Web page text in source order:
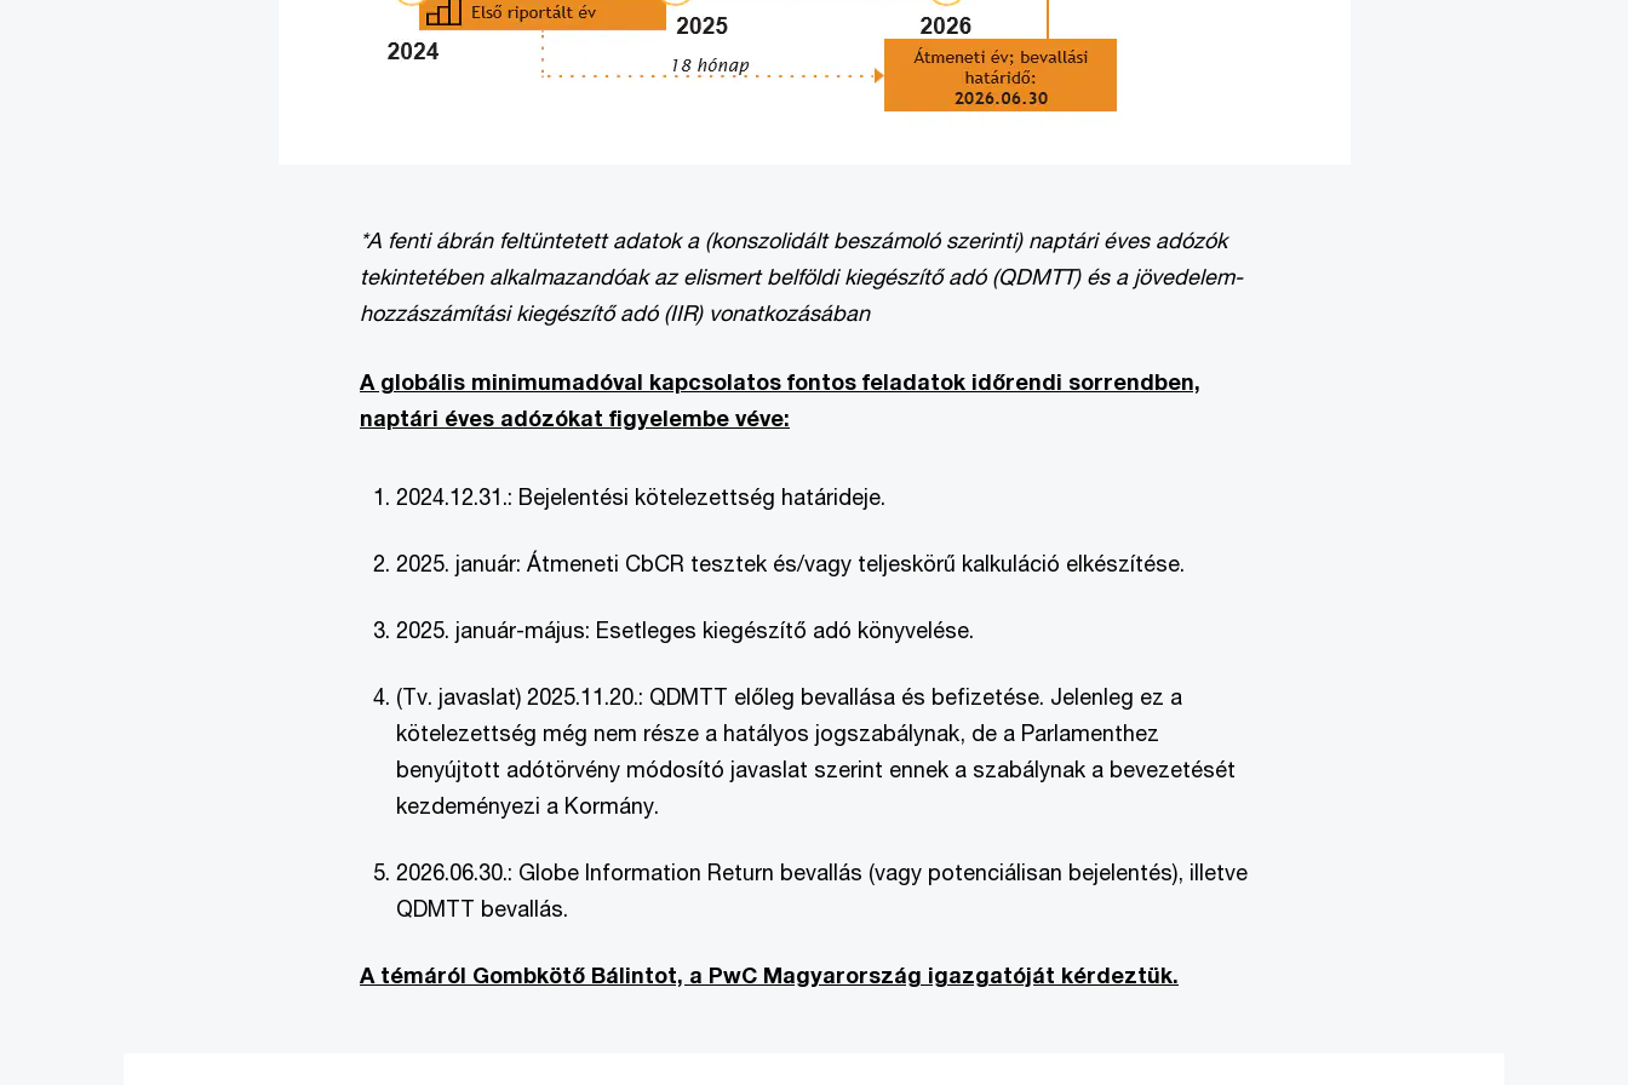
*A fenti ábrán feltüntetett adatok a (konszolidált beszámoló szerinti) naptári éves adózók
tekintetében alkalmazandóak az elismert belföldi kiegészítő adó (QDMTT) és a jövedelem-
hozzászámítási kiegészítő adó (IIR) vonatkozásában
A globális minimumadóval kapcsolatos fontos feladatok időrendi sorrendben,
naptári éves adózókat figyelembe véve:
2024.12.31.: Bejelentési kötelezettség határideje.
2025. január: Átmeneti CbCR tesztek és/vagy teljeskörű kalkuláció elkészítése.
2025. január-május: Esetleges kiegészítő adó könyvelése.
(Tv. javaslat) 2025.11.20.: QDMTT előleg bevallása és befizetése. Jelenleg ez a
kötelezettség még nem része a hatályos jogszabálynak, de a Parlamenthez
benyújtott adótörvény módosító javaslat szerint ennek a szabálynak a bevezetését
kezdeményezi a Kormány.
2026.06.30.: Globe Information Return bevallás (vagy potenciálisan bejelentés), illetve
QDMTT bevallás.
A témáról Gombkötő Bálintot, a PwC Magyarország igazgatóját kérdeztük.